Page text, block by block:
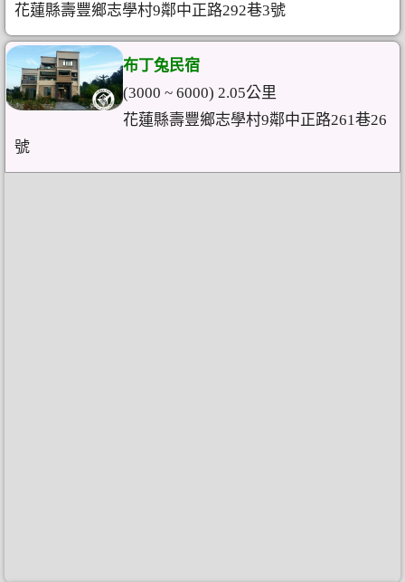
花蓮縣壽豐鄉志學村9鄰中正路292巷3號
布丁兔民宿
(3000 ~ 6000) 2.05公里
花蓮縣壽豐鄉志學村9鄰中正路261巷26
號